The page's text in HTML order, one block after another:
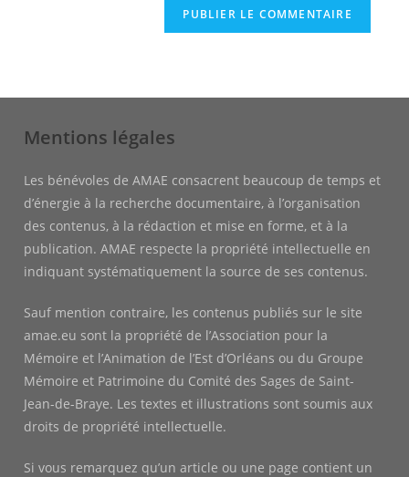
Mentions légales
Les bénévoles de AMAE consacrent beaucoup de temps et
d’énergie à la recherche documentaire, à l’organisation
des contenus, à la rédaction et mise en forme, et à la
publication. AMAE respecte la propriété intellectuelle en
indiquant systématiquement la source de ses contenus.
Sauf mention contraire, les contenus publiés sur le site
amae.eu sont la propriété de l’Association pour la
Mémoire et l’Animation de l’Est d’Orléans ou du Groupe
Mémoire et Patrimoine du Comité des Sages de Saint-
Jean-de-Braye. Les textes et illustrations sont soumis aux
droits de propriété intellectuelle.
Si vous remarquez qu’un article ou une page contient un